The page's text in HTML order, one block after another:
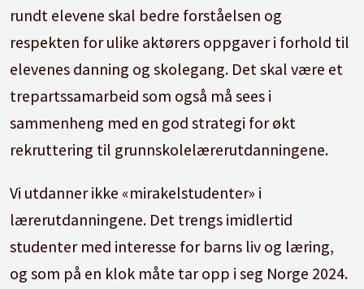
rundt elevene skal bedre forståelsen og
respekten for ulike aktørers oppgaver i forhold til
elevenes danning og skolegang. Det skal være et
trepartssamarbeid som også må sees i
sammenheng med en god strategi for økt
rekruttering til grunnskolelærerutdanningene.
Vi utdanner ikke «mirakelstudenter» i
lærerutdanningene. Det trengs imidlertid
studenter med interesse for barns liv og læring,
og som på en klok måte tar opp i seg Norge 2024.